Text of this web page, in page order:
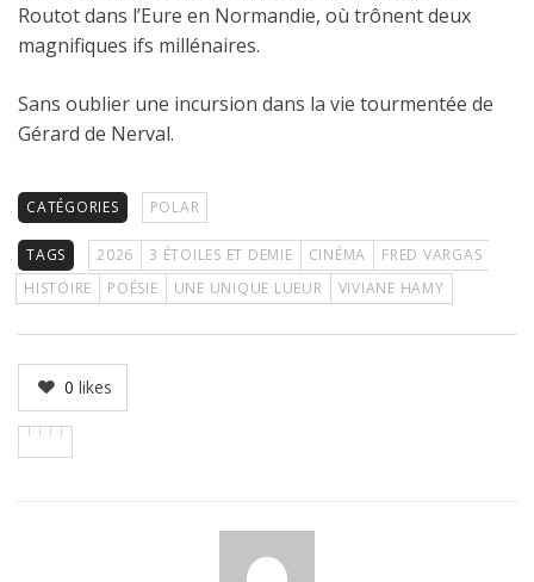
Routot dans l’Eure en Normandie, où trônent deux
magnifiques ifs millénaires.
Sans oublier une incursion dans la vie tourmentée de
Gérard de Nerval.
CATÉGORIES POLAR
TAGS 2026 3 ÉTOILES ET DEMIE CINÉMA
FRED VARGAS
HISTOIRE
POÉSIE UNE UNIQUE LUEUR VIVIANE HAMY
0 likes